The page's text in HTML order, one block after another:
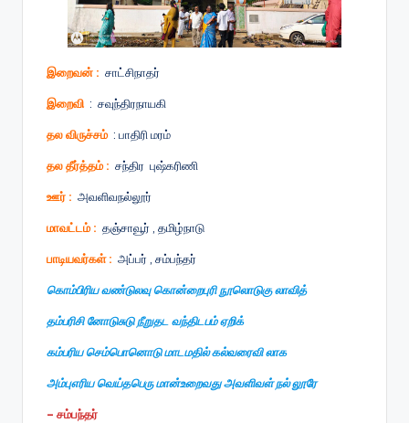
இறைவன் : சாட்சிநாதர்
இறைவி : சவுந்திரநாயகி
தல விருச்சம் : பாதிரி மரம்
தல தீர்த்தம் : சந்திர புஷ்கரிணி
ஊர் : அவளிவநல்லூர்
மாவட்டம் : தஞ்சாவூர் , தமிழ்நாடு
பாடியவர்கள் : அப்பர் , சம்பந்தர்
கொம்பிரிய வண்டுலவு கொன்றைபுரி நூலொடுகு லாவித்
தம்பரிசி னோடுசுடு நீறுதட வந்திடபம் ஏறிக்
கம்பரிய செம்பொனொடு மாடமதில் கல்வரைவி லாக
அம்புஎரிய வெய்தபெரு மான்உறைவது அவளிவள் நல் லூரே
– சம்பந்தர்